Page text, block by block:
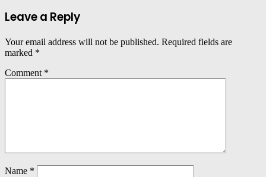
Leave a Reply
Your email address will not be published. Required fields are
marked *
Comment *
Name *